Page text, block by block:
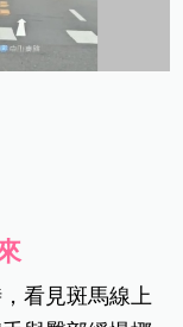
看見斑馬線上